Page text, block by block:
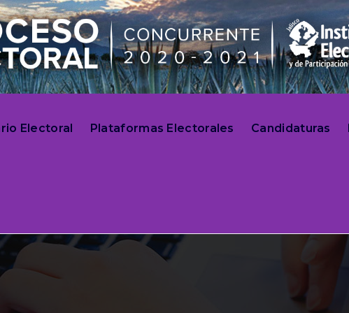
Electoral Plataformas Electorales Candidaturas